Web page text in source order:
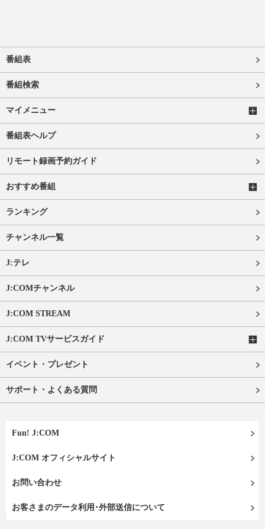
番組表
番組検索
マイメニュー
番組表ヘルプ
リモート録画予約ガイド
おすすめ番組
ランキング
チャンネル一覧
J:テレ
J:COMチャンネル
J:COM STREAM
J:COM TVサービスガイド
イベント・プレゼント
サポート・よくある質問
Fun! J:COM
J:COM オフィシャルサイト
お問い合わせ
お客さまのデータ利用･外部送信について